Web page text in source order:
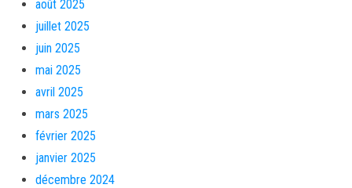
août 2025
juillet 2025
juin 2025
mai 2025
avril 2025
mars 2025
février 2025
janvier 2025
décembre 2024